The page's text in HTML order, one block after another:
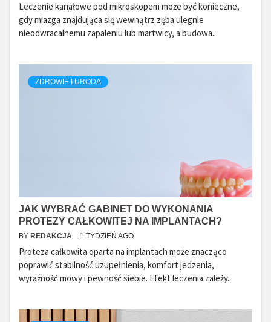
Leczenie kanałowe pod mikroskopem może być konieczne,
gdy miazga znajdująca się wewnątrz zęba ulegnie
nieodwracalnemu zapaleniu lub martwicy, a budowa...
ZDROWIE I URODA
JAK WYBRAĆ GABINET DO WYKONANIA
PROTEZY CAŁKOWITEJ NA IMPLANTACH?
BY REDAKCJA 1 TYDZIEŃ AGO
Proteza całkowita oparta na implantach może znacząco
poprawić stabilność uzupełnienia, komfort jedzenia,
wyraźność mowy i pewność siebie. Efekt leczenia zależy...